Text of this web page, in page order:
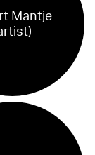
Mantje